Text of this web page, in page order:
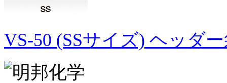
VS-50 (SSサイズ) ヘッダ